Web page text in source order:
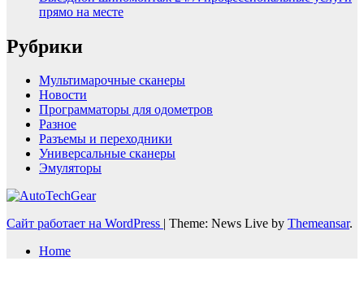
прямо на месте
Рубрики
Мультимарочные сканеры
Новости
Программаторы для одометров
Разное
Разъемы и переходники
Универсальные сканеры
Эмуляторы
Сайт работает на WordPress | Theme: News Live by Themeansar.
Home